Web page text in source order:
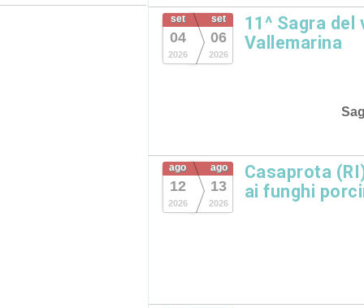
set
04
2026
set
06
2026
11^ Sagra
Vallemarina
ago
12
2026
ago
13
2026
Casaprota
ai funghi